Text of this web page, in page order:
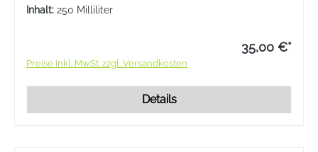
Inhalt: 250 Milliliter
35,00 €*
Preise inkl. MwSt. zzgl. Versandkosten
Details